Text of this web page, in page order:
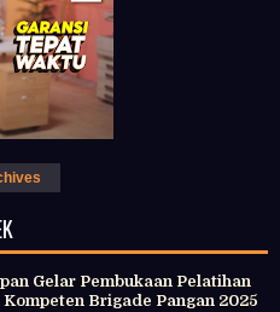
Gelar Pembukaan Pelatihan
Brigade Pangan 2025